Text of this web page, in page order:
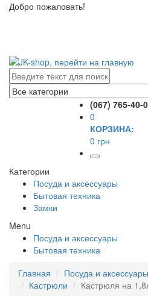
Добро пожаловать!
(067) 765-40-
0
КОРЗИНА:
0 грн
Категории
Посуда и аксессуары
Бытовая техника
Замки
Menu
Посуда и аксессуары
Бытовая техника
Главная
Посуда и аксессуары
Кастрюли
Кастрюля на